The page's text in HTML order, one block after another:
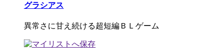
グラシアス
異常さに甘え続ける超短編ＢＬゲーム